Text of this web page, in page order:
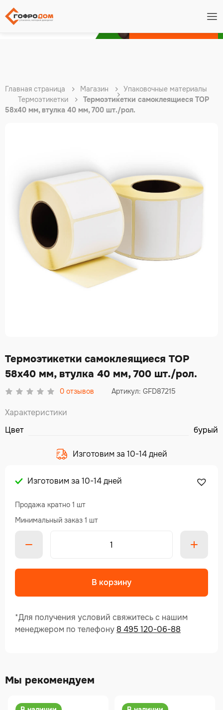
Главная страница Магазин
Упаковочные материалы
Термоэтикетки
Термоэтикетки самоклеящиеся TOP
58х40 мм, втулка 40 мм, 700 шт./рол.
Термоэтикетки самоклеящиеся TOP
58х40 мм, втулка 40 мм, 700 шт./рол.
0 отзывов Артикул: GFD87215
Характеристики
Цвет
бурый
Изготовим за 10-14 дней
Изготовим за 10-14 дней
Продажа кратно 1 шт
Минимальный заказ 1 шт
В корзину
*Для получения условий свяжитесь с нашим
менеджером по телефону 8 495 120-06-88
Мы рекомендуем